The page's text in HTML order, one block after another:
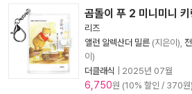
곰돌이 푸 2 미니미니
리즈
앨런 알렉산더 밀른 (지은이),
이)
더클래식
2025년 07월
6,750원 (10% 할인 / 370원)